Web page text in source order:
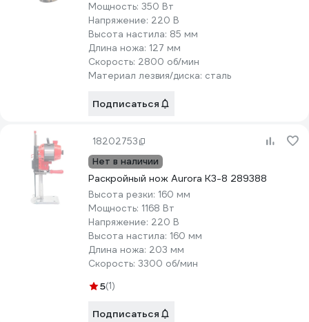
Мощность: 350 Вт
Напряжение: 220 В
Высота настила: 85 мм
Длина ножа: 127 мм
Скорость: 2800 об/мин
Материал лезвия/диска: сталь
Подписаться
18202753
Нет в наличии
Раскройный нож Aurora K3-8 289388
Высота резки: 160 мм
Мощность: 1168 Вт
Напряжение: 220 В
Высота настила: 160 мм
Длина ножа: 203 мм
Скорость: 3300 об/мин
5(1)
Подписаться